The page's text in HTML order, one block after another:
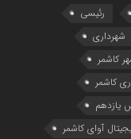
رئیسی
شهرداری
کاشمر
کاشمر
یازدهم
آوای کاشمر